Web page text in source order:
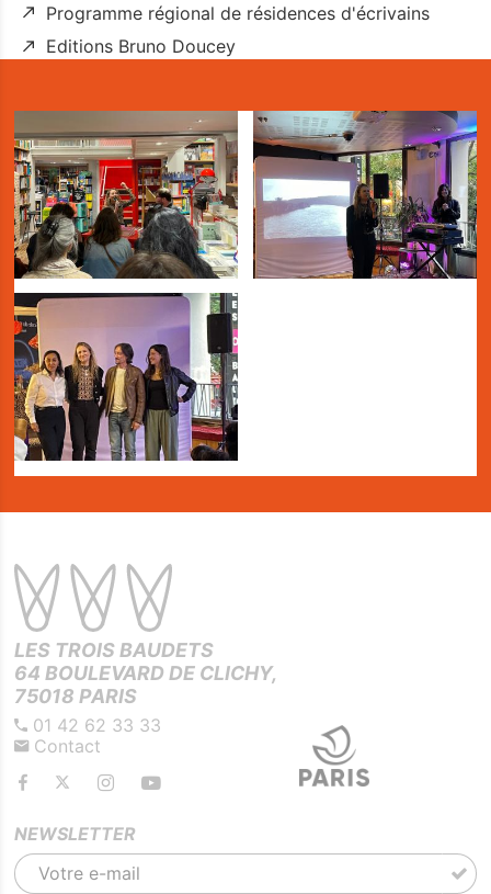
Programme régional de résidences d'écrivains
Editions Bruno Doucey
LES TROIS BAUDETS
64 BOULEVARD DE CLICHY,
75018 PARIS
01 42 62 33 33
Contact
NEWSLETTER